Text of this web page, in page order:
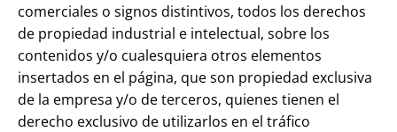
comerciales o signos distintivos, todos los derechos
de propiedad industrial e intelectual, sobre los
contenidos y/o cualesquiera otros elementos
insertados en el página, que son propiedad exclusiva
de la empresa y/o de terceros, quienes tienen el
derecho exclusivo de utilizarlos en el tráfico